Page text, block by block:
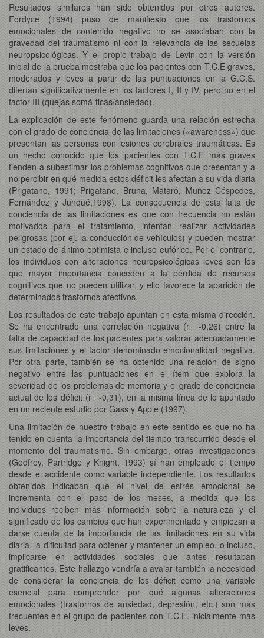
Resultados similares han sido obtenidos por otros autores.
Fordyce (1994) puso de manifiesto que los trastornos
emocionales de contenido negativo no se asociaban con la
gravedad del traumatismo ni con la relevancia de las secuelas
neuropsicológicas. Y el propio trabajo de Levin con la versión
inicial de la prueba mostraba que los pacientes con T.C.E graves,
moderados y leves a partir de las puntuaciones en la G.C.S.
diferían significativamente en los factores I, II y IV, pero no en el
factor III (quejas somá-ticas/ansiedad).
La explicación de este fenómeno guarda una relación estrecha
con el grado de conciencia de las limitaciones («awareness») que
presentan las personas con lesiones cerebrales traumáticas. Es
un hecho conocido que los pacientes con T.C.E más graves
tienden a subestimar los problemas cognitivos que presentan y a
no percibir en qué medida estos déficit les afectan a su vida diaria
(Prigatano, 1991; Prigatano, Bruna, Mataró, Muñoz Céspedes,
Fernández y Junqué,1998). La consecuencia de esta falta de
conciencia de las limitaciones es que con frecuencia no están
motivados para el tratamiento, intentan realizar actividades
peligrosas (por ej. la conducción de vehículos) y pueden mostrar
un estado de ánimo optimista e incluso eufórico. Por el contrario,
los individuos con alteraciones neuropsicológicas leves son los
que mayor importancia conceden a la pérdida de recursos
cognitivos que no pueden utilizar, y ello favorece la aparición de
determinados trastornos afectivos.
Los resultados de este trabajo apuntan en esta misma dirección.
Se ha encontrado una correlación negativa (r= -0,26) entre la
falta de capacidad de los pacientes para valorar adecuadamente
sus limitaciones y el factor denominado emocionalidad negativa.
Por otra parte, también se ha obtenido una relación de signo
negativo entre las puntuaciones en el ítem que explora la
severidad de los problemas de memoria y el grado de conciencia
actual de los déficit (r= -0,31), en la misma línea de lo apuntado
en un reciente estudio por Gass y Apple (1997).
Una limitación de nuestro trabajo en este sentido es que no ha
tenido en cuenta la importancia del tiempo transcurrido desde el
momento del traumatismo. Sin embargo, otras investigaciones
(Godfrey, Partridge y Knight, 1993) sí han empleado el tiempo
desde el accidente como variable independiente. Los resultados
obtenidos indicaban que el nivel de estrés emocional se
incrementa con el paso de los meses, a medida que los
individuos reciben más información sobre la naturaleza y el
significado de los cambios que han experimentado y empiezan a
darse cuenta de la importancia de las limitaciones en su vida
diaria, la dificultad para obtener y mantener un empleo, o incluso,
implicarse en actividades sociales que antes resultaban
gratificantes. Este hallazgo vendría a avalar también la necesidad
de considerar la conciencia de los déficit como una variable
esencial para comprender por qué algunas alteraciones
emocionales (trastornos de ansiedad, depresión, etc.) son más
frecuentes en el grupo de pacientes con T.C.E. inicialmente más
leves.